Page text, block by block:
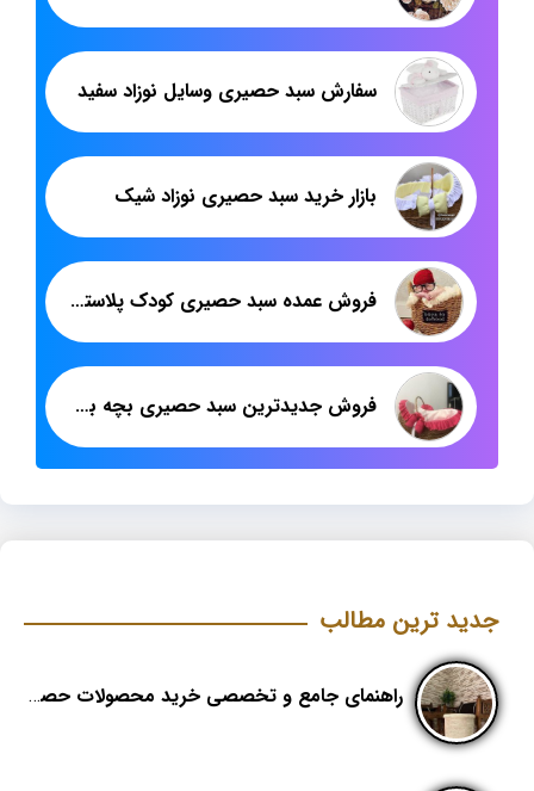
سفارش سبد حصیری وسایل نوزاد سفید
بازار خرید سبد حصیری نوزاد شیک
فروش عمده سبد حصیری کودک پلاستیکی
فروش جدیدترین سبد حصیری بچه بیضی
جدید ترین مطالب
راهنمای جامع و تخصصی خرید محصولات حصیری؛ هنر اصیل در دکوراسیون مدرن (بخش اول)